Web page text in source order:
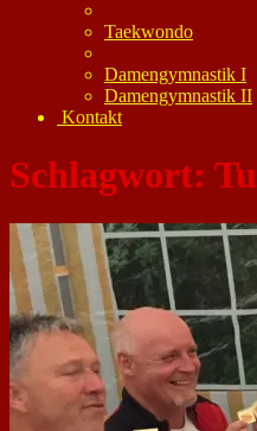
Taekwondo
Damengymnastik I
Damengymnastik II
Kontakt
Schlagwort: